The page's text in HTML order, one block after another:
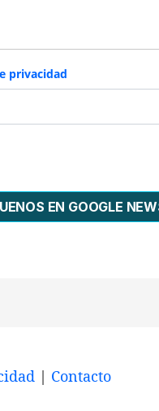
privacidad
EN GOOGLE
| Contacto